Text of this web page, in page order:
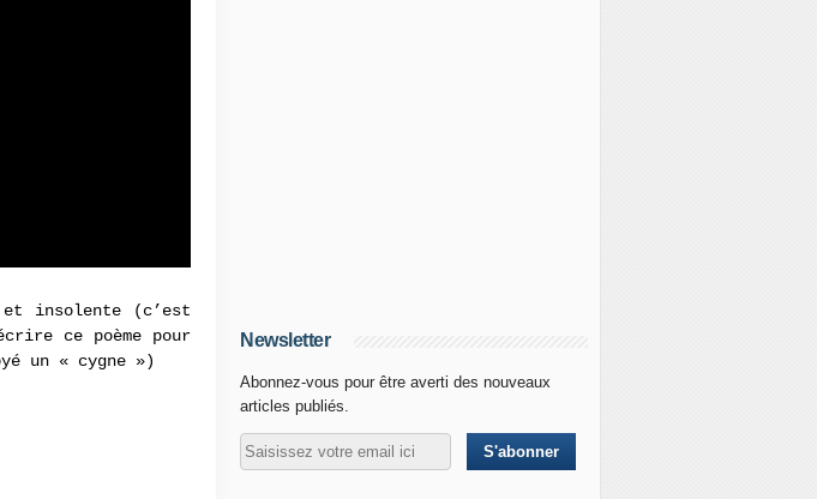
et insolente (c’est
ce poème pour
un « cygne »)
Newsletter
Abonnez-vous pour être averti des nouveaux
articles publiés.